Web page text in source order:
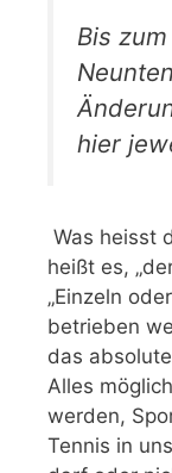
Bis
hier
Was heisst
heißt es,
„Einzeln
betrieben
das
Alles
werden,
Tennis in